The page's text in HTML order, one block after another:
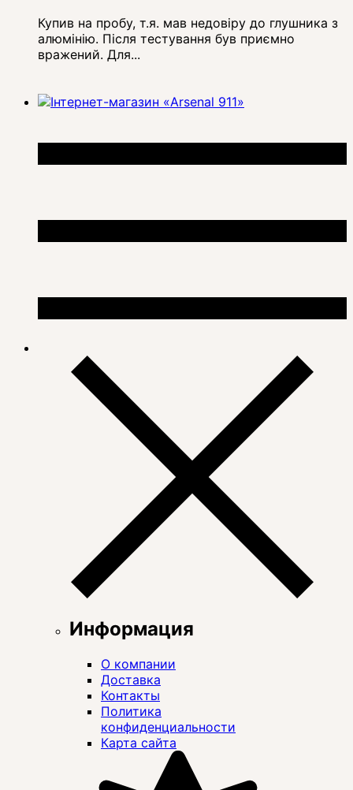
Купив на пробу, т.я. мав недовіру до глушника з
алюмінію. Після тестування був приємно
вражений. Для...
Информация
О компании
Доставка
Контакты
Политика
конфиденциальности
Карта сайта